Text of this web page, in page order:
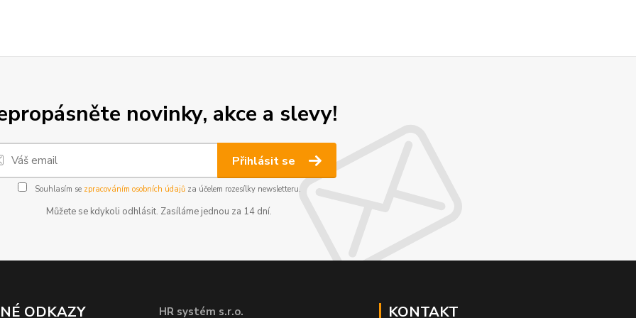
novinky, akce a slevy!
Přihlásit se
Souhlasím se zpracováním osobních údajůza účelem rozesílky newsletteru.
Můžete se kdykoli odhlásit. Zasíláme jednou za 14 dní.
ODKAZY HR systém s.r.o. KONTAKT